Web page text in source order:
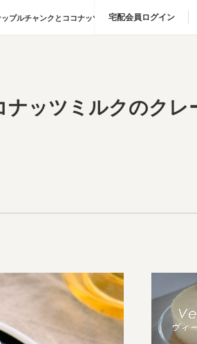
宅配会員ログイン
宅配会員ログイン
プルチャンクとココナッツミルクのクレームブリュレ
ッツミルクのクレ